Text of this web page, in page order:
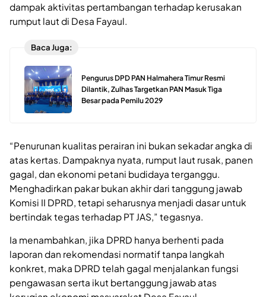
dampak aktivitas pertambangan terhadap kerusakan
rumput laut di Desa Fayaul.
Baca Juga:
Pengurus DPD PAN Halmahera Timur Resmi
Dilantik, Zulhas Targetkan PAN Masuk Tiga
Besar pada Pemilu 2029
“Penurunan kualitas perairan ini bukan sekadar angka di
atas kertas. Dampaknya nyata, rumput laut rusak, panen
gagal, dan ekonomi petani budidaya terganggu.
Menghadirkan pakar bukan akhir dari tanggung jawab
Komisi II DPRD, tetapi seharusnya menjadi dasar untuk
bertindak tegas terhadap PT JAS,” tegasnya.
Ia menambahkan, jika DPRD hanya berhenti pada
laporan dan rekomendasi normatif tanpa langkah
konkret, maka DPRD telah gagal menjalankan fungsi
pengawasan serta ikut bertanggung jawab atas